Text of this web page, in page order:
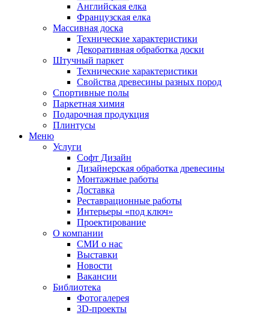
Английская елка
Французская елка
Массивная доска
Технические характеристики
Декоративная обработка доски
Штучный паркет
Технические характеристики
Свойства древесины разных пород
Спортивные полы
Паркетная химия
Подарочная продукция
Плинтусы
Меню
Услуги
Софт Дизайн
Дизайнерская обработка древесины
Монтажные работы
Доставка
Реставрационные работы
Интерьеры «под ключ»
Проектирование
О компании
СМИ о нас
Выставки
Новости
Вакансии
Библиотека
Фотогалерея
3D-проекты